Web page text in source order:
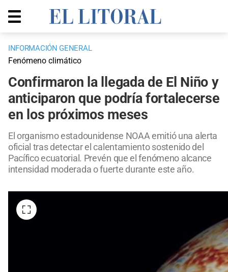
INFORMACIÓN GENERAL
Fenómeno climático
Confirmaron la llegada de El Niño y
anticiparon que podría fortalecerse
en los próximos meses
El organismo estadounidense NOAA emitió una alerta
oficial tras detectar el calentamiento sostenido del
Pacífico ecuatorial. Prevén que el fenómeno alcance
intensidad moderada o fuerte durante este año.